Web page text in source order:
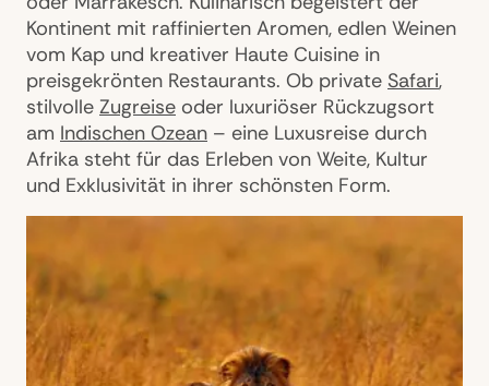
Kontinent mit raffinierten Aromen, edlen Weinen
vom Kap und kreativer Haute Cuisine in
preisgekrönten Restaurants. Ob private Safari,
stilvolle Zugreise oder luxuriöser Rückzugsort
am Indischen Ozean – eine Luxusreise durch
Afrika steht für das Erleben von Weite, Kultur
und Exklusivität in ihrer schönsten Form.